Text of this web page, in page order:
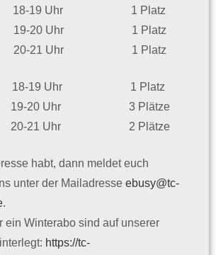
18-19 Uhr 1 Platz
Uhr 1 Platz
Uhr 1 Platz
18-19 Uhr 1 Platz
Uhr 3 Plätze
Uhr 2 Plätze
habt, dann meldet euch
unter der Mailadresse ebusy@tc-
.
ein Winterabo sind auf unserer
https://tc-